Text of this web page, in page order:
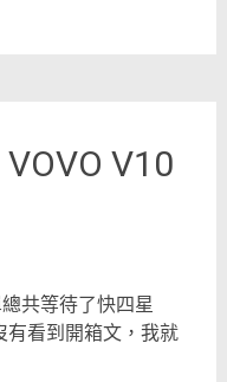
V10
共等待了快四星
有看到開箱文，我就